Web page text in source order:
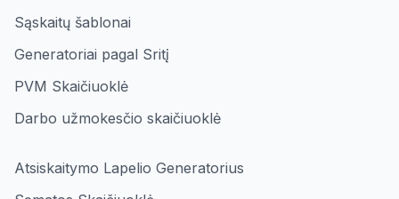
Sąskaitų šablonai
Generatoriai pagal Sritį
PVM Skaičiuoklė
Darbo užmokesčio skaičiuoklė
Atsiskaitymo Lapelio Generatorius